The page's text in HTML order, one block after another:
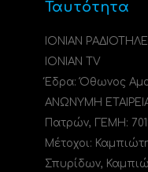
Ταυτότητα
ΙΟΝΙΑΝ
IONIAN TV
Έδρα: Όθωνος
ΑΝΩΝΥΜΗ
Πατρών, ΓΕΜΗ:
Μέτοχοι:
Σπυρίδων,